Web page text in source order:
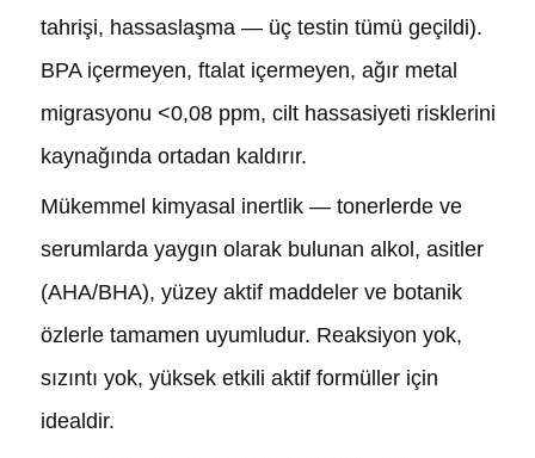
tahrişi, hassaslaşma — üç testin tümü geçildi).
BPA içermeyen, ftalat içermeyen, ağır metal
migrasyonu <0,08 ppm, cilt hassasiyeti risklerini
kaynağında ortadan kaldırır.
Mükemmel kimyasal inertlik — tonerlerde ve
serumlarda yaygın olarak bulunan alkol, asitler
(AHA/BHA), yüzey aktif maddeler ve botanik
özlerle tamamen uyumludur. Reaksiyon yok,
sızıntı yok, yüksek etkili aktif formüller için
idealdir.